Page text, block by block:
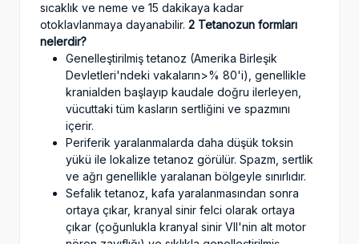
sıcaklık ve neme ve 15 dakikaya kadar
otoklavlanmaya dayanabilir. 2 Tetanozun formları
nelerdir?
Genelleştirilmiş tetanoz (Amerika Birleşik
Devletleri'ndeki vakaların>% 80'i), genellikle
kranialden başlayıp kaudale doğru ilerleyen,
vücuttaki tüm kasların sertliğini ve spazmını
içerir.
Periferik yaralanmalarda daha düşük toksin
yükü ile lokalize tetanoz görülür. Spazm, sertlik
ve ağrı genellikle yaralanan bölgeyle sınırlıdır.
Sefalik tetanoz, kafa yaralanmasından sonra
ortaya çıkar, kranyal sinir felci olarak ortaya
çıkar (çoğunlukla kranyal sinir VII'nin alt motor